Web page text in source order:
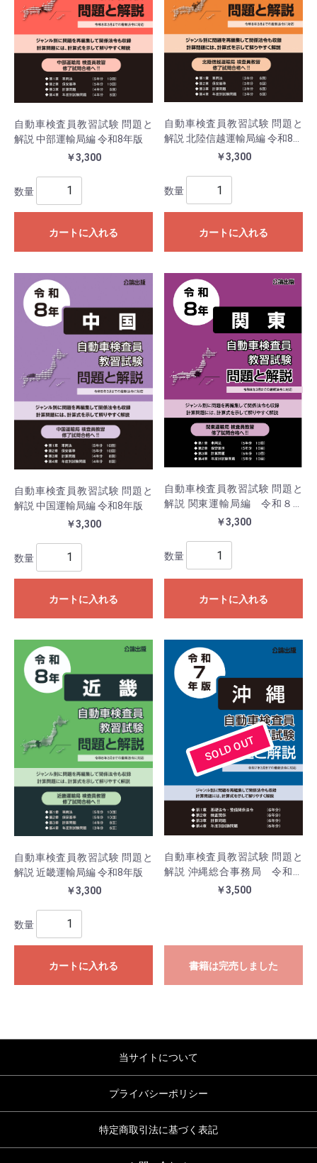
自動車検査員教習試験 問題と
解説 中部運輸局編 令和8年版
￥3,300
数量
カートに入れる
自動車検査員教習試験 問題と
解説 北陸信越運輸局編 令和8年
￥3,300
数量
カートに入れる
自動車検査員教習試験 問題と
解説 中国運輸局編 令和8年版
￥3,300
数量
カートに入れる
自動車検査員教習試験 問題と
解説 関東運輸局編 令和８年
￥3,300
数量
カートに入れる
自動車検査員教習試験 問題と
解説 近畿運輸局編 令和8年版
￥3,300
数量
カートに入れる
SOLD OUT
自動車検査員教習試験 問題と
解説 沖縄総合事務局 令和７
￥3,500
書籍は完売しました
当サイトについて
プライバシーポリシー
特定商取引法に基づく表記